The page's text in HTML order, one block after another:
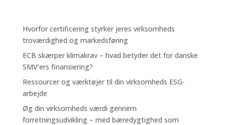
Hvorfor certificering styrker jeres virksomheds
troværdighed og markedsføring
ECB skærper klimakrav – hvad betyder det for danske
SMV’ers finansiering?
Ressourcer og værktøjer til din virksomheds ESG-
arbejde
Øg din virksomheds værdi gennem
forretningsudvikling – med bæredygtighed som